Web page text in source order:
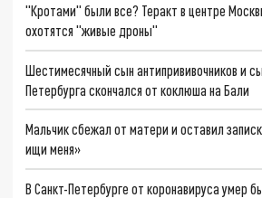
"Кротами" были все? Теракт в центре
охотятся "живые дроны"
Шестимесячный сын антипрививочников и
Петербурга скончался от коклюша на Бали
Мальчик сбежал от матери и оставил
ищи меня»
В Санкт-Петербурге от коронавируса умер